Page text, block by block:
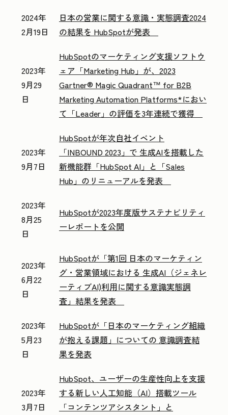
2024年
2月19日
日本の営業に関する意識・実態調査2024
の結果を HubSpotが発表
2023年
9月29
日
HubSpotのマーケティング支援ソフトウ
ェア「Marketing Hub」が、2023
Gartner® Magic Quadrant™ for B2B
Marketing Automation Platforms*におい
て「Leader」の評価を3年連続で獲得
2023年
9月7日
HubSpotが年次自社イベント
「INBOUND 2023」で 生成AIを搭載した
新機能群「HubSpot AI」と「Sales
Hub」のリニューアルを発表
2023年
8月25
日
HubSpotが2023年度版サステナビリティ
ーレポートを公開
2023年
6月22
日
HubSpotが「第1回 日本のマーケティン
グ・営業領域における 生成AI（ジェネレ
ーティブAI)利用に関する意識実態調
査」結果を発表
2023年
5月23
日
HubSpotが「日本のマーケティング組織
が抱える課題」についての 意識調査結
果を発表
2023年
3月7日
HubSpot、ユーザーの生産性向上を支援
する新しい人工知能（AI）搭載ツール
「コンテンツアシスタント」と